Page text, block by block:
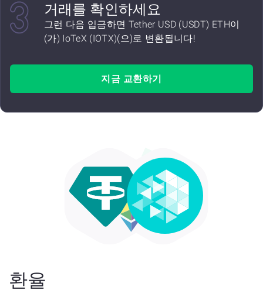
거래를 확인하세요
그런 다음 입금하면 Tether USD (USDT) ETH이
(가) IoTeX (IOTX)(으)로 변환됩니다!
지금 교환하기
환율